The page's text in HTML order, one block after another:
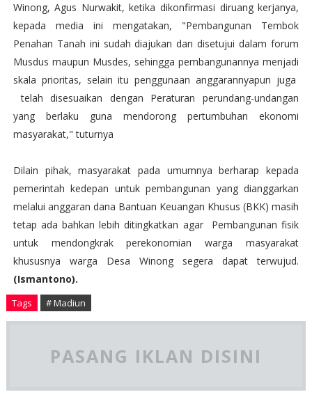
Winong, Agus Nurwakit, ketika dikonfirmasi diruang kerjanya,
kepada media ini mengatakan, "Pembangunan Tembok
Penahan Tanah ini sudah diajukan dan disetujui dalam forum
Musdus maupun Musdes, sehingga pembangunannya menjadi
skala prioritas, selain itu penggunaan anggarannyapun juga
telah disesuaikan dengan Peraturan perundang-undangan
yang berlaku guna mendorong pertumbuhan ekonomi
masyarakat," tuturnya
Dilain pihak, masyarakat pada umumnya berharap kepada
pemerintah kedepan untuk pembangunan yang dianggarkan
melalui anggaran dana Bantuan Keuangan Khusus (BKK) masih
tetap ada bahkan lebih ditingkatkan agar Pembangunan fisik
untuk mendongkrak perekonomian warga masyarakat
khususnya warga Desa Winong segera dapat terwujud.
(Ismantono).
Tags # Madiun
PASANG IKLAN DISINI